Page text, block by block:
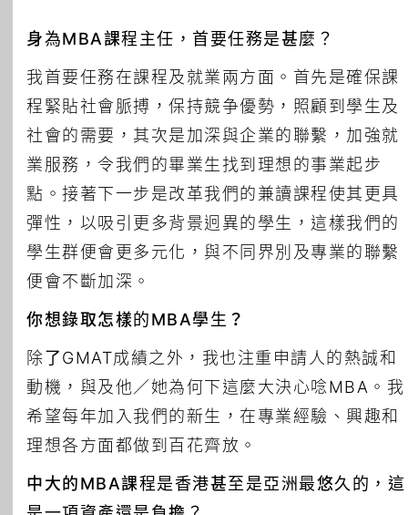
身為MBA課程主任，首要任務是甚麼？
我首要任務在課程及就業兩方面。首先是確保課
程緊貼社會脈搏，保持競争優勢，照顧到學生及
社會的需要，其次是加深與企業的聯繫，加強就
業服務，令我們的畢業生找到理想的事業起步
點。接著下一步是改革我們的兼讀課程使其更具
彈性，以吸引更多背景迥異的學生，這樣我們的
學生群便會更多元化，與不同界別及專業的聯繫
便會不斷加深。
你想錄取怎樣的MBA學生？
除了GMAT成績之外，我也注重申請人的熱誠和
動機，與及他／她為何下這麼大決心唸MBA。我
希望每年加入我們的新生，在專業經驗、興趣和
理想各方面都做到百花齊放。
中大的MBA課程是香港甚至是亞洲最悠久的，這